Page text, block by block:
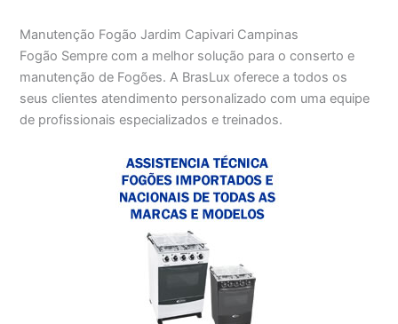
Manutenção Fogão Jardim Capivari Campinas
Fogão Sempre com a melhor solução para o conserto e
manutenção de Fogões. A BrasLux oferece a todos os
seus clientes atendimento personalizado com uma equipe
de profissionais especializados e treinados.